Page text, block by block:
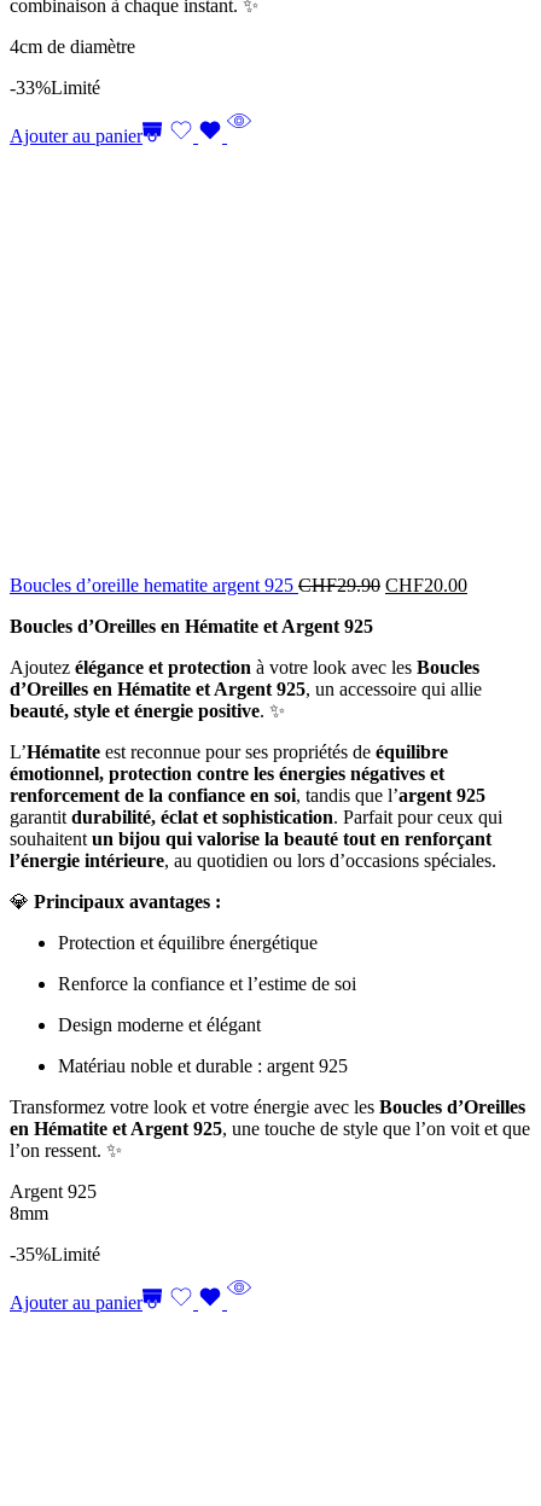
combinaison à chaque instant. ✨
4cm de diamètre
-33%Limité
Ajouter au panier
Boucles d’oreille hematite argent 925 CHF29.90 Le
CHF29.90.
CHF20.00Le
Boucles d’Oreilles en Hématite et Argent 925
Ajoutez élégance et protection à votre look avec les Boucles
d’Oreilles en Hématite et Argent 925, un accessoire qui allie
beauté, style et énergie positive. ✨
L’Hématite est reconnue pour ses propriétés de équilibre
émotionnel, protection contre les énergies négatives et
renforcement de la confiance en soi, tandis que l’argent 925
garantit durabilité, éclat et sophistication. Parfait pour ceux qui
souhaitent un bijou qui valorise la beauté tout en renforçant
l’énergie intérieure, au quotidien ou lors d’occasions spéciales.
💎 Principaux avantages :
Protection et équilibre énergétique
Renforce la confiance et l’estime de soi
Design moderne et élégant
Matériau noble et durable : argent 925
Transformez votre look et votre énergie avec les Boucles d’Oreilles
en Hématite et Argent 925, une touche de style que l’on voit et que
l’on ressent. ✨
Argent 925
8mm
-35%Limité
Ajouter au panier